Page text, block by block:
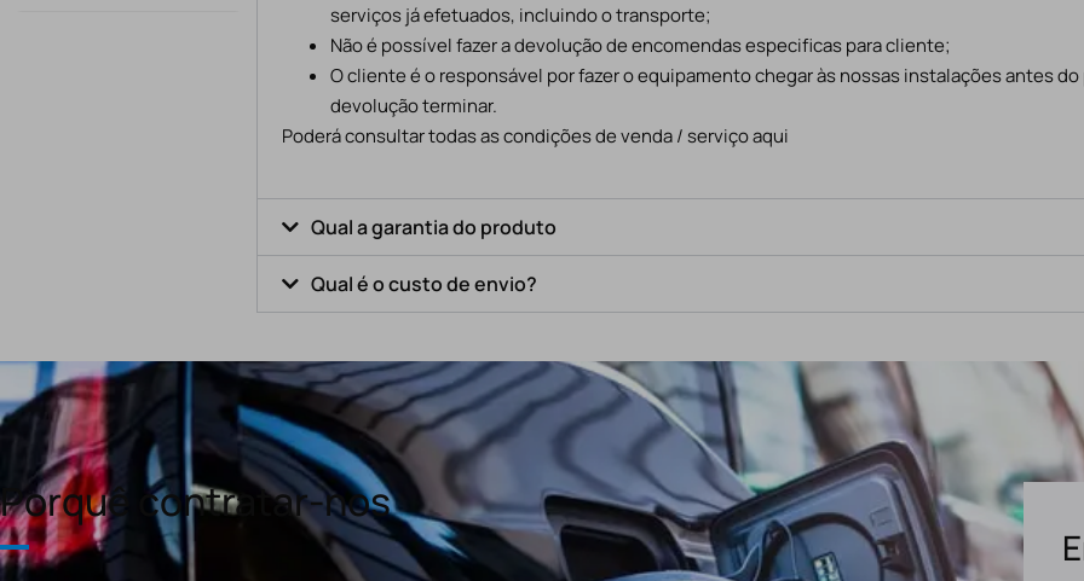
serviços já efetuados, incluindo o transporte;
Não é possível fazer a devolução de encomendas especificas para cliente;
O cliente é o responsável por fazer o equipamento chegar às nossas instalações antes
devolução terminar.
Poderá consultar todas as condições de venda / serviço aqui
Qual a garantia do produto
Qual é o custo de envio?
Porquê contratar-nos